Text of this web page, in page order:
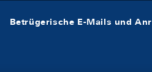
Betrügerische E-Mails und